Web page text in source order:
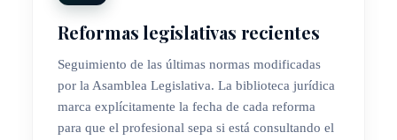
Reformas legislativas recientes
Seguimiento de las últimas normas modificadas
por la Asamblea Legislativa. La biblioteca jurídica
marca explícitamente la fecha de cada reforma
para que el profesional sepa si está consultando el